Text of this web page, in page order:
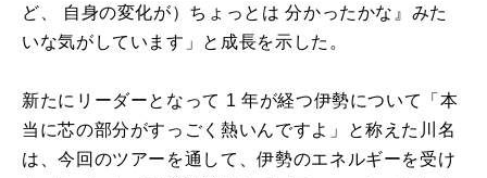
ど、 自身の変化が）ちょっとは 分かったかな』みた
いな気がしています」と成長を示した。
新たにリーダーとなって 1 年が経つ伊勢について「本
当に芯の部分がすっごく熱いんですよ」と称えた川名
は、今回のツアーを通して、伊勢のエネルギーを受け